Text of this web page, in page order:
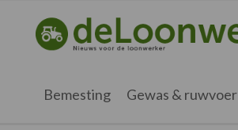
hoofdnavigatie
hoofd
eerste
voettekst
deloonwerker.nl
Bemesting Gewas & ruwvoer